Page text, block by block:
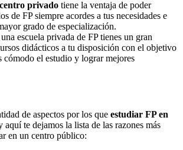
privado tiene la ventaja de poder
de FP siempre acordes a tus necesidades e
grado de especialización.
escuela privada de FP tienes un gran
didácticos a tu disposición con el objetivo
cómodo el estudio y lograr mejores
de aspectos por los que estudiar FP en
aquí te dejamos la lista de las razones más
en un centro público: